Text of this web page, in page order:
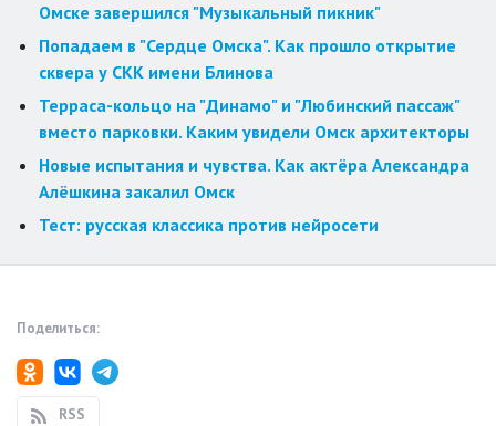
Омске завершился "Музыкальный пикник"
Попадаем в "Сердце Омска". Как прошло открытие
сквера у СКК имени Блинова
Терраса-кольцо на "Динамо" и "Любинский пассаж"
вместо парковки. Каким увидели Омск архитекторы
Новые испытания и чувства. Как актёра Александра
Алёшкина закалил Омск
Тест: русская классика против нейросети
Поделиться:
RSS